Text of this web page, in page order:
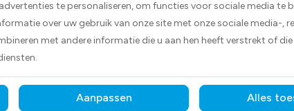
sticker betrouwbaar op vrijwel elk oppervlak.Dankzij
tegen licht, vocht en dagelijks gebruik.
en professioneel te markeren.
te personaliseren, om functies voor sociale media te
over uw gebruik van onze site met onze sociale media-,
met andere informatie die u aan hen heeft verstrekt of
Aanpassen Alles